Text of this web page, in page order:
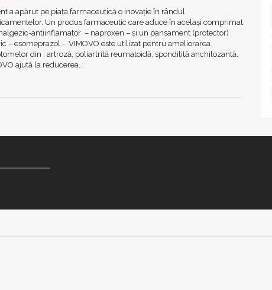
a apărut pe piața farmaceutică o inovație în rândul
Un produs farmaceutic care aduce în același comprimat
antiinflamator – naproxen – și un pansament (protector)
– esomeprazol -. VIMOVO este utilizat pentru ameliorarea
din : artroză, poliartrită reumatoidă, spondilită anchilozantă.
ajută la reducerea...